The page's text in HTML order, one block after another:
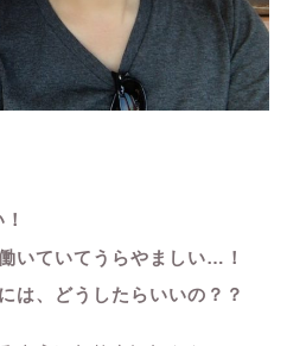
いていてうらやましい…！
は、どうしたらいいの？？